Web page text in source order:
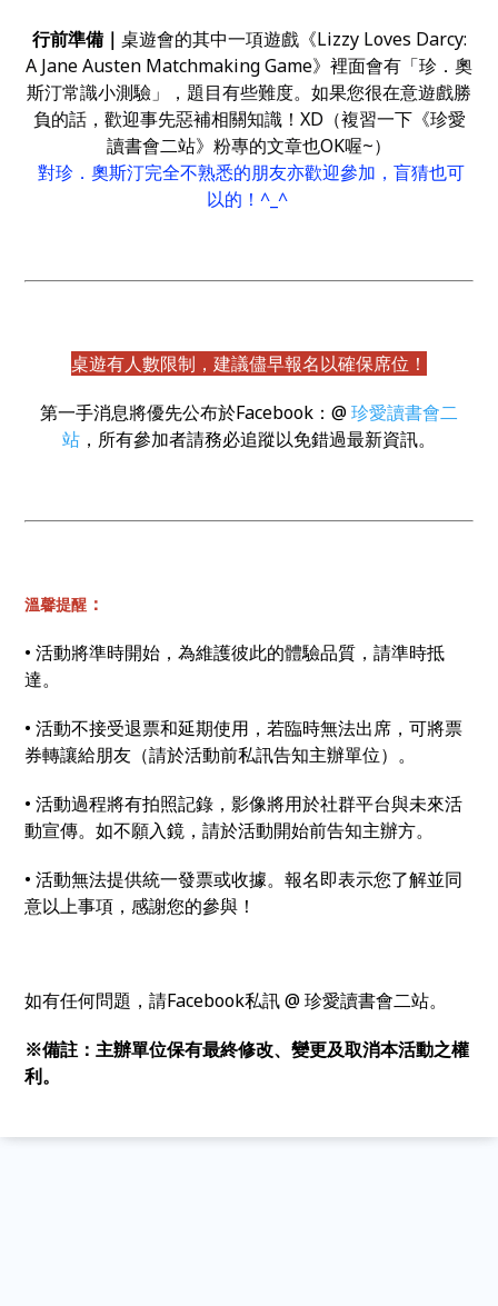
行前準備｜ 桌遊會的其中一項遊戲《Lizzy Loves Darcy:
A Jane Austen Matchmaking Game》裡面會有「珍．奧
斯汀常識小測驗」，題目有些難度。如果您很在意遊戲勝
負的話，歡迎事先惡補相關知識！XD（複習一下《珍愛
讀書會二站》粉專的文章也OK喔~）
對珍．奧斯汀完全不熟悉的朋友亦歡迎參加，盲猜也可
以的！^_^
桌遊有人數限制，建議儘早報名以確保席位！
第一手消息將優先公布於Facebook：@ 珍愛讀書會二
站 ，所有參加者請務必追蹤以免錯過最新資訊。
溫馨提醒 ：
• 活動將準時開始，為維護彼此的體驗品質，請準時抵
達。
• 活動不接受退票和延期使用，若臨時無法出席，可將票
券轉讓給朋友（請於活動前私訊告知主辦單位）。
• 活動過程將有拍照記錄，影像將用於社群平台與未來活
動宣傳。如不願入鏡，請於活動開始前告知主辦方。
• 活動無法提供統一發票或收據。報名即表示您了解並同
意以上事項，感謝您的參與！
如有任何問題，請Facebook私訊 @ 珍愛讀書會二站。
※備註：主辦單位保有最終修改、變更及取消本活動之權
利。